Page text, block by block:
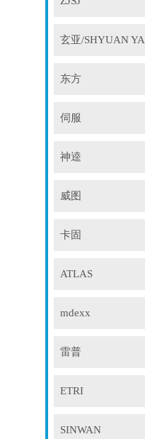
玄亚/SHYUAN YA
东方
伺服
神逵
威图
卡固
ATLAS
mdexx
雷普
ETRI
SINWAN